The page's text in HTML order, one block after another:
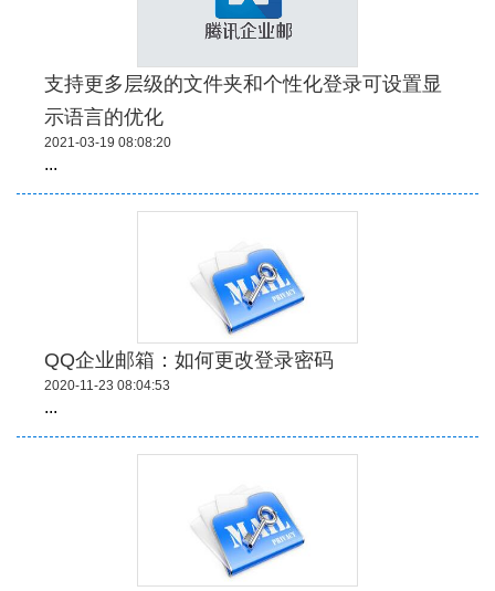
支持更多层级的文件夹和个性化登录可设置显
示语言的优化
2021-03-19 08:08:20
...
QQ企业邮箱：如何更改登录密码
2020-11-23 08:04:53
...